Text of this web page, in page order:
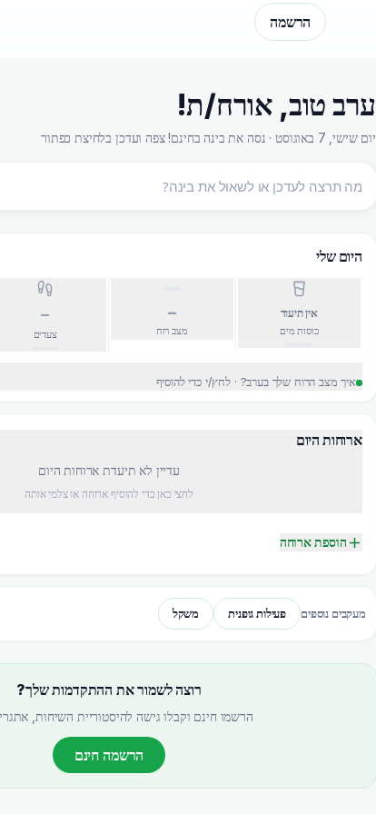
הרשמה
ערב טוב, אורח/ת!
יום שישי, 7 באוגוסט · נסה את בינה בחינם! צפה ועדכן בלחיצת כפתור
היום שלי
אין תיעוד
כוסות מים
–
מצב רוח
–
צעדים
איך מצב הרוח שלך בערב? · לחץ/י כדי להוסיף
ארוחות היום
עדיין לא תיעדת ארוחות היום
לחצי כאן כדי להוסיף ארוחה או צלמי אותה
הוספת ארוחה
מעקבים נוספים פעילות גופנית משקל
רוצה לשמור את ההתקדמות שלך?
הרשמו חינם וקבלו גישה להיסטוריית השיחות,
הרשמה חינם